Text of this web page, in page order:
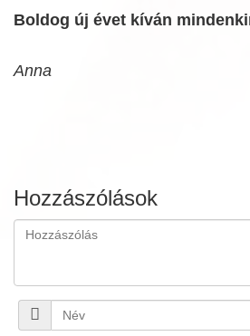
Boldog új évet kíván
Anna
Hozzászólások